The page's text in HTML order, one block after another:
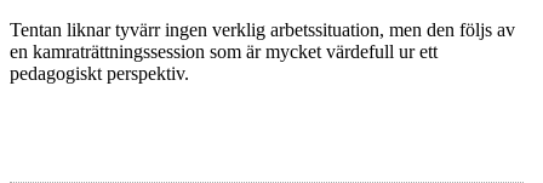
Tentan liknar tyvärr ingen verklig arbetssituation, men den följs av
en kamraträttningssession som är mycket värdefull ur ett
pedagogiskt perspektiv.